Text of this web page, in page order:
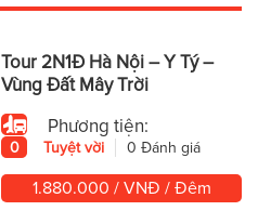
Tour 2N1Đ Hà Nội – Y Tý –
Vùng Đất Mây Trời
Phương tiện:
0 Tuyệt vời 0 Đánh giá
1.880.000 / VNĐ / Đêm